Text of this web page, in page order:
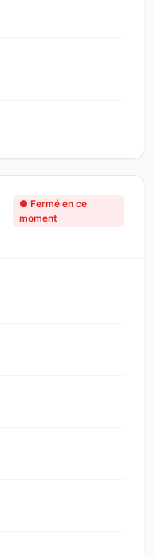
● Fermé en ce
moment